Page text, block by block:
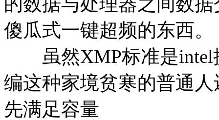
傻瓜式一键超频的东西。
虽然XMP标准是intel
编这种家境贫寒的普通
先满足容量